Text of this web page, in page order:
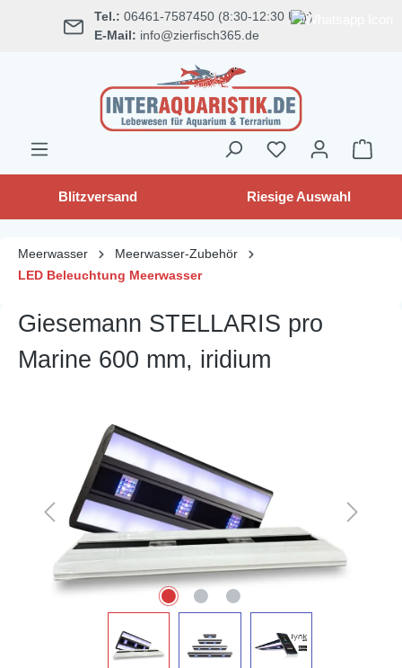
springen Tel.: 06461-7587450 (8:30-12:30 Uhr)
E-Mail: info@zierfisch365.de
Blitzversand Riesige Auswahl
Meerwasser
Meerwasser-Zubehör
LED Beleuchtung Meerwasser
Giesemann STELLARIS pro
Marine 600 mm, iridium